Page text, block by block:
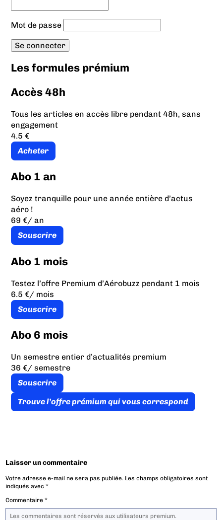
Mot de passe
Les formules prémium
Accès 48h
Tous les articles en accès libre pendant 48h, sans
engagement
4.5 €
Acheter
Abo 1 an
Soyez tranquille pour une année entière d’actus
aéro !
69 €/ an
Souscrire
Abo 1 mois
Testez l’offre Premium d’Aérobuzz pendant 1 mois
6.5 €/ mois
Souscrire
Abo 6 mois
Un semestre entier d’actualités premium
36 €/ semestre
Souscrire
Trouve l’offre prémium qui vous correspond
Laisser un commentaire
Votre adresse e-mail ne sera pas publiée. Les champs obligatoires sont
indiqués avec*
Commentaire*